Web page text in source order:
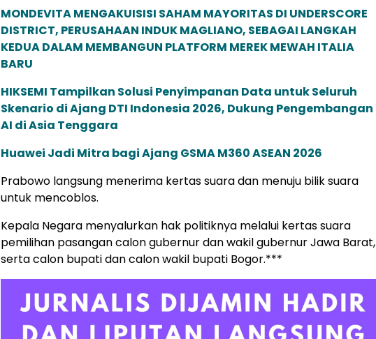
MONDEVITA MENGAKUISISI SAHAM MAYORITAS DI UNDERSCORE
DISTRICT, PERUSAHAAN INDUK MAGLIANO, SEBAGAI LANGKAH
KEDUA DALAM MEMBANGUN PLATFORM MEREK MEWAH ITALIA
BARU
HIKSEMI Tampilkan Solusi Penyimpanan Data untuk Seluruh
Skenario di Ajang DTI Indonesia 2026, Dukung Pengembangan
AI di Asia Tenggara
Huawei Jadi Mitra bagi Ajang GSMA M360 ASEAN 2026
Prabowo langsung menerima kertas suara dan menuju bilik suara
untuk mencoblos.
Kepala Negara menyalurkan hak politiknya melalui kertas suara
pemilihan pasangan calon gubernur dan wakil gubernur Jawa Barat,
serta calon bupati dan calon wakil bupati Bogor.***